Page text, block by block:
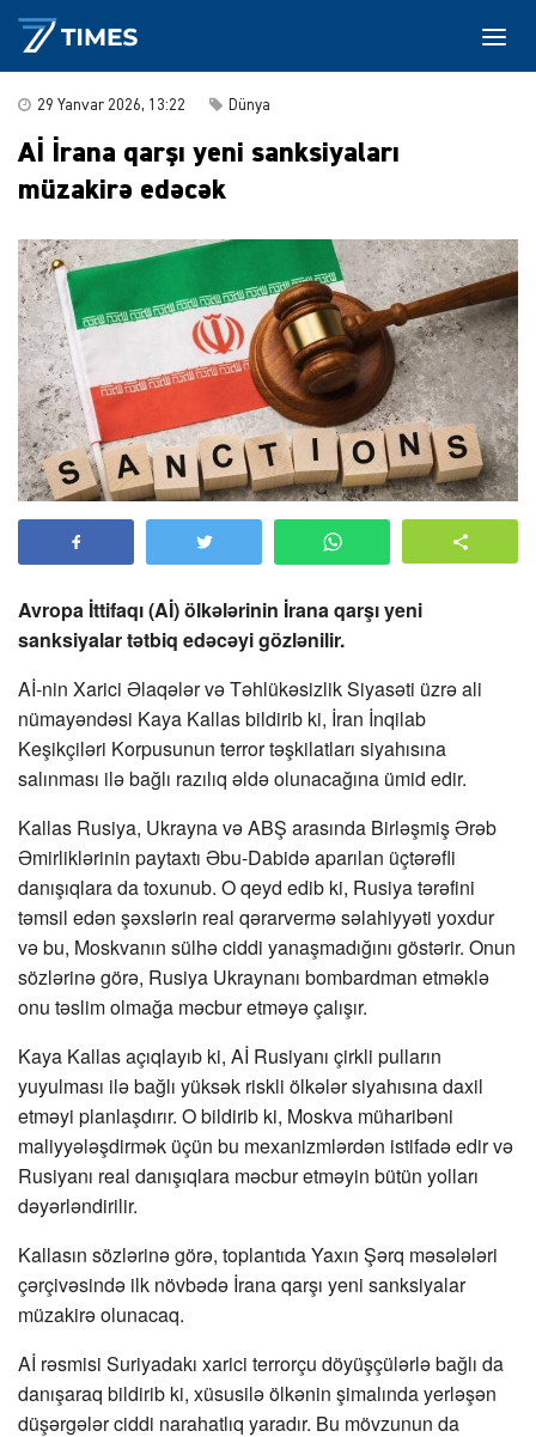
29 Yanvar 2026, 13:22 Dünya
Aİ İrana qarşı yeni sanksiyaları
müzakirə edəcək
Avropa İttifaqı (Aİ) ölkələrinin İrana qarşı yeni
sanksiyalar tətbiq edəcəyi gözlənilir.
Aİ-nin Xarici Əlaqələr və Təhlükəsizlik Siyasəti üzrə ali
nümayəndəsi Kaya Kallas bildirib ki, İran İnqilab
Keşikçiləri Korpusunun terror təşkilatları siyahısına
salınması ilə bağlı razılıq əldə olunacağına ümid edir.
Kallas Rusiya, Ukrayna və ABŞ arasında Birləşmiş Ərəb
Əmirliklərinin paytaxtı Əbu-Dabidə aparılan üçtərəfli
danışıqlara da toxunub. O qeyd edib ki, Rusiya tərəfini
təmsil edən şəxslərin real qərarvermə səlahiyyəti yoxdur
və bu, Moskvanın sülhə ciddi yanaşmadığını göstərir. Onun
sözlərinə görə, Rusiya Ukraynanı bombardman etməklə
onu təslim olmağa məcbur etməyə çalışır.
Kaya Kallas açıqlayıb ki, Aİ Rusiyanı çirkli pulların
yuyulması ilə bağlı yüksək riskli ölkələr siyahısına daxil
etməyi planlaşdırır. O bildirib ki, Moskva müharibəni
maliyyələşdirmək üçün bu mexanizmlərdən istifadə edir və
Rusiyanı real danışıqlara məcbur etməyin bütün yolları
dəyərləndirilir.
Kallasın sözlərinə görə, toplantıda Yaxın Şərq məsələləri
çərçivəsində ilk növbədə İrana qarşı yeni sanksiyalar
müzakirə olunacaq.
Aİ rəsmisi Suriyadakı xarici terrorçu döyüşçülərlə bağlı da
danışaraq bildirib ki, xüsusilə ölkənin şimalında yerləşən
düşərgələr ciddi narahatlıq yaradır. Bu mövzunun da